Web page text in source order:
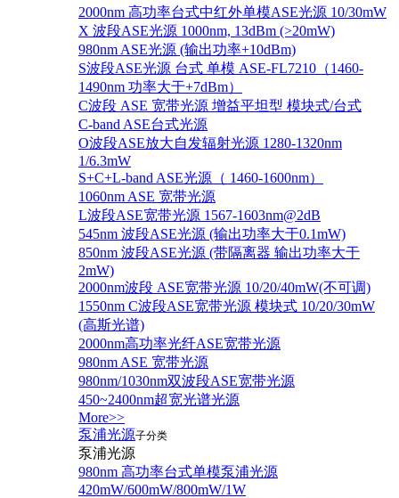
2000nm 高功率台式中红外单模ASE光源 10/30mW
X 波段ASE光源 1000nm, 13dBm (>20mW)
980nm ASE光源 (输出功率+10dBm)
S波段ASE光源 台式 单模 ASE-FL7210（1460-
1490nm 功率大于+7dBm）
C波段 ASE 宽带光源 增益平坦型 模块式/台式
C-band ASE台式光源
O波段ASE放大自发辐射光源 1280-1320nm
1/6.3mW
S+C+L-band ASE光源（ 1460-1600nm）
1060nm ASE 宽带光源
L波段ASE宽带光源 1567-1603nm@2dB
545nm 波段ASE光源 (输出功率大于0.1mW)
850nm 波段ASE光源 (带隔离器 输出功率大于
2mW)
2000nm波段 ASE宽带光源 10/20/40mW(不可调)
1550nm C波段ASE宽带光源 模块式 10/20/30mW
(高斯光谱)
2000nm高功率光纤ASE宽带光源
980nm ASE 宽带光源
980nm/1030nm双波段ASE宽带光源
450~2400nm超宽光谱光源
More>>
泵浦光源子分类
泵浦光源
980nm 高功率台式单模泵浦光源
420mW/600mW/800mW/1W